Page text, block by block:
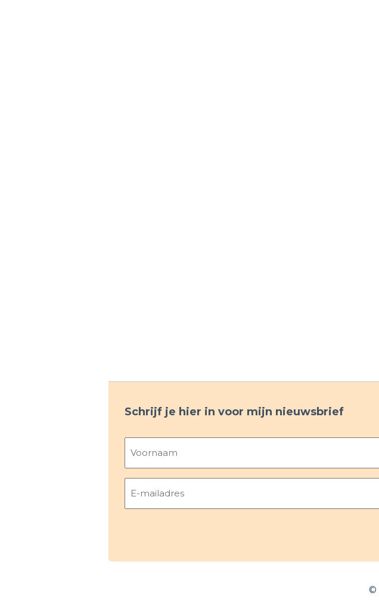
Schrijf je hier in voor mijn nieuwsbrief
Voornaam
mailadres
©